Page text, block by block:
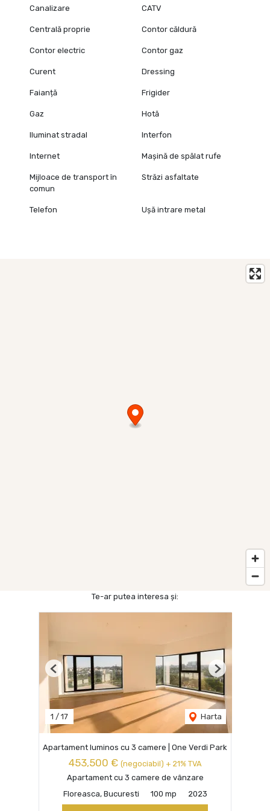
Canalizare CATV
Centrală proprie Contor căldură
Contor electric Contor gaz
Curent Dressing
Faianță Frigider
Gaz Hotă
Iluminat stradal Interfon
Internet Mașină de spălat rufe
Mijloace de transport în
comun
Străzi asfaltate
Telefon Ușă intrare metal
Te-ar putea interesa și:
1 / 17 Harta
Previous Next
Apartament luminos cu 3 camere | One Verdi Park
453,500 € (negociabil) + 21% TVA
Apartament cu 3 camere de vânzare
Floreasca, Bucuresti
100 mp 2023